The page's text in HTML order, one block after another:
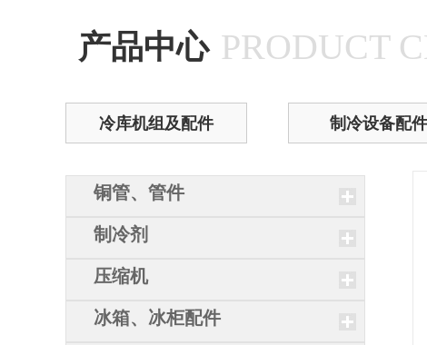
产品中心 PRODUCT
冷库机组及配件 制冷设备配件
铜管、管件
制冷剂
压缩机
冰箱、冰柜配件